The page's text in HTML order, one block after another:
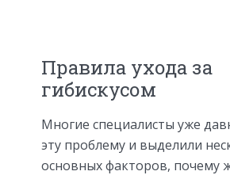
Правила ухода за
гибискусом
Многие специалисты уже
эту проблему и выделили
основных факторов, почему